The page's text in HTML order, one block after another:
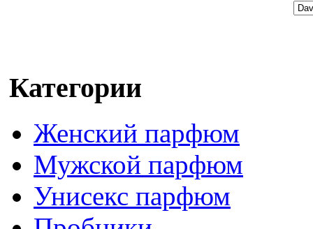
Категории
Женский парфюм
Мужской парфюм
Унисекс парфюм